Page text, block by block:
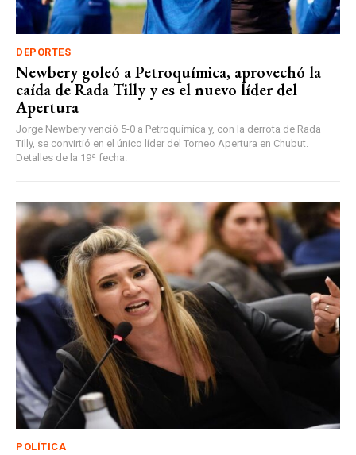
DEPORTES
Newbery goleó a Petroquímica, aprovechó la
caída de Rada Tilly y es el nuevo líder del
Apertura
Jorge Newbery venció 5-0 a Petroquímica y, con la derrota de Rada
Tilly, se convirtió en el único líder del Torneo Apertura en Chubut.
Detalles de la 19ª fecha.
POLÍTICA